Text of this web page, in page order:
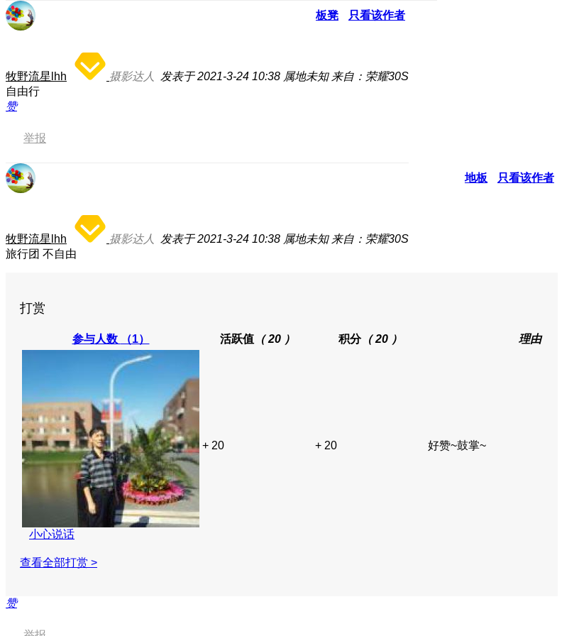
板凳 只看该作者
牧野流星lhh 摄影达人 发表于 2021-3-24 10:38 属地未知 来自：荣耀30S
自由行
赞
举报
地板 只看该作者
牧野流星lhh 摄影达人 发表于 2021-3-24 10:38 属地未知 来自：荣耀30S
旅行团 不自由
打赏
参与人数 （1） 活跃值（ 20 ） 积分（ 20 ） 理由
小心说话
+ 20 + 20 好赞~鼓掌~
查看全部打赏 >
赞